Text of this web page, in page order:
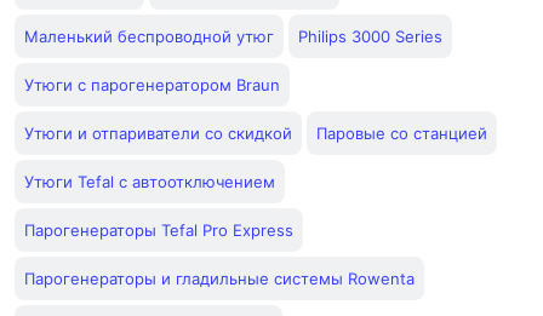
Маленький беспроводной утюг Philips 3000 Series
Утюги с парогенератором Braun
Утюги и отпариватели со скидкой Паровые со станцией
Утюги Tefal с автоотключением
Парогенераторы Tefal Pro Express
Парогенераторы и гладильные системы Rowenta